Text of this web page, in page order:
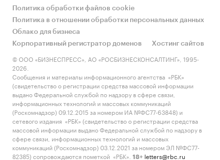
Политика обработки файлов cookie
Политика в отношении обработки персональных данных
Облако для бизнеса
Корпоративный регистратор доменов
Хостинг сайтов
© ООО «БИЗНЕСПРЕСС», АО «РОСБИЗНЕСКОНСАЛТИНГ», 1995-
2026.
Сообщения и материалы информационного агентства «РБК»
(свидетельство о регистрации средства массовой информации
выдано Федеральной службой по надзору в сфере связи,
информационных технологий и массовых коммуникаций
(Роскомнадзор) 09.12.2015 за номером ИА №ФС77-63848) и
сетевого издания «РБК» (свидетельство о регистрации средства
массовой информации выдано Федеральной службой по надзору в
сфере связи, информационных технологий и массовых
коммуникаций (Роскомнадзор) 03.12.2021 за номером ЭЛ №ФС77-
82385) сопровождаются пометкой «РБК».
18+ letters@rbc.ru